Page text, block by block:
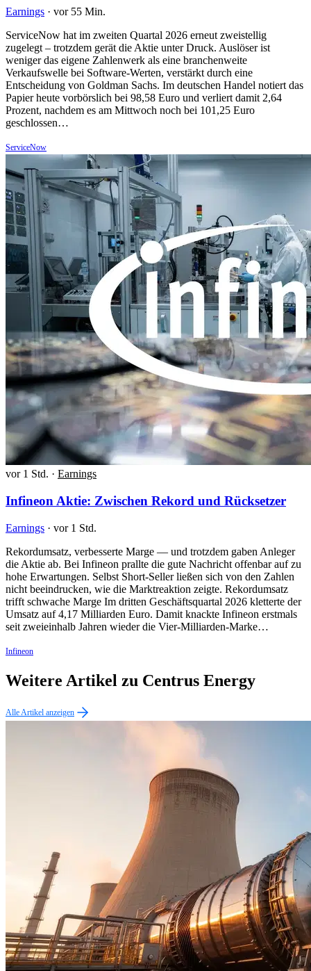
Earnings · vor 55 Min.
ServiceNow hat im zweiten Quartal 2026 erneut zweistellig
zugelegt – trotzdem gerät die Aktie unter Druck. Auslöser ist
weniger das eigene Zahlenwerk als eine branchenweite
Verkaufswelle bei Software-Werten, verstärkt durch eine
Entscheidung von Goldman Sachs. Im deutschen Handel notiert das
Papier heute vorbörslich bei 98,58 Euro und verliert damit 2,64
Prozent, nachdem es am Mittwoch noch bei 101,25 Euro
geschlossen…
ServiceNow
vor 1 Std. · Earnings
Infineon Aktie: Zwischen Rekord und Rücksetzer
Earnings · vor 1 Std.
Rekordumsatz, verbesserte Marge — und trotzdem gaben Anleger
die Aktie ab. Bei Infineon prallte die gute Nachricht offenbar auf zu
hohe Erwartungen. Selbst Short-Seller ließen sich von den Zahlen
nicht beeindrucken, wie die Marktreaktion zeigte. Rekordumsatz
trifft schwache Marge Im dritten Geschäftsquartal 2026 kletterte der
Umsatz auf 4,17 Milliarden Euro. Damit knackte Infineon erstmals
seit zweieinhalb Jahren wieder die Vier-Milliarden-Marke…
Infineon
Weitere Artikel zu Centrus Energy
Alle Artikel anzeigen